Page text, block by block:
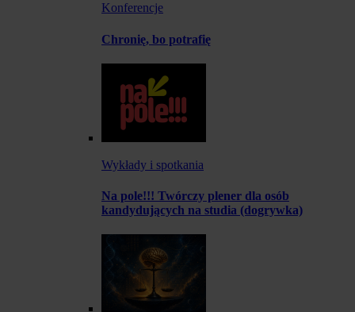
Konferencje
Chronię, bo potrafię
Wykłady i spotkania
Na pole!!! Twórczy plener dla osób
kandydujących na studia (dogrywka)